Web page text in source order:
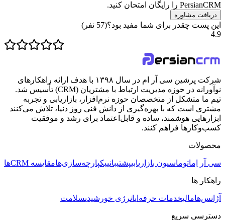
PersianCRM را رایگان امتحان کنید.
دریافت مشاوره
این پست چقدر برای شما مفید بود؟(
57 نفر)
4.9
شرکت پرشین سی آر ام در سال ۱۳۹۸ با هدف ارائه راهکارهای
نوآورانه در حوزه مدیریت ارتباط با مشتریان (CRM) تأسیس شد.
تیم ما متشکل از متخصصان حوزه نرم‌افزار، بازاریابی و تجربه
مشتری است که با بهره‌گیری از دانش فنی روز دنیا، تلاش می‌کنند
ابزارهایی هوشمند، ساده و قابل‌اعتماد برای رشد و موفقیت
کسب‌وکارها فراهم کنند.
محصولات
سی آر اِماتوماسیون بازاریابیپشتیبانییکپارچه‌سازی‌هامقایسه CRMها
راهکار ها
آژانس‌هامالیخدمات حرفه‌ایانرژی خورشیدیسلامت
دسترسی سریع